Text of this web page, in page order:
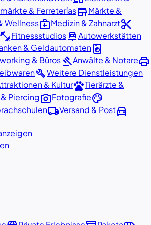
& FerreteríasstoreMärkte &
Wellnessmedical_servicesMedizin & Zahnarztcontent_cut
fitness_centerFitnessstudioscar_repairAutowerkstätten
& Geldautomatenlocal_laundry_service
& BürosgavelAnwälte & Notareprint
buildWeitere Dienstleistungen
& KulturpetsTierärzte &
Piercingphoto_cameraFotografiepalette
local_shippingVersand & Postdirections_car